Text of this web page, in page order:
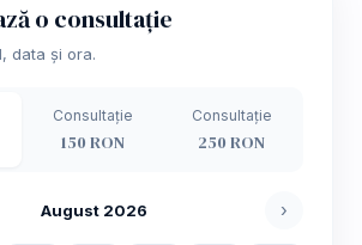
o consultație
data și ora.
Consultație
150 RON
Consultație
250 RON
August 2026 ›